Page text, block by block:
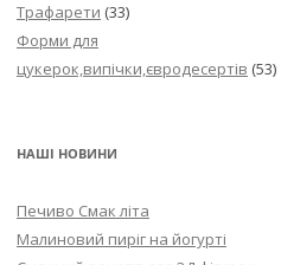
Трафарети (33)
Форми для
цукерок,випічки,євродесертів (53)
НАШІ НОВИНИ
Печиво Смак літа
Малиновий пиріг на йогурті